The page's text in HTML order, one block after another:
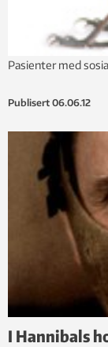
Pasienter med
Publisert 06.06.12
I Hannibals